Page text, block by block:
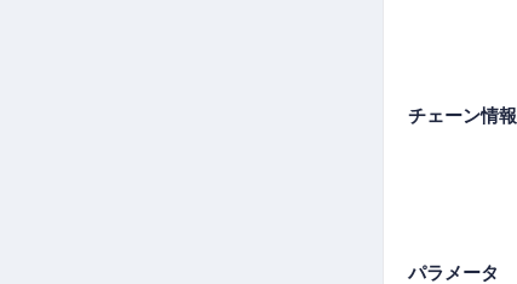
チェーン情報
パラメータ